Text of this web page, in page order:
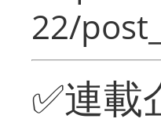
22/
✅連載